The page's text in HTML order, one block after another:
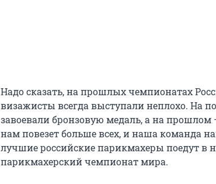
Надо сказать, на прошлых чемпионатах
визажисты всегда выступали неплохо. На
завоевали бронзовую медаль, а на прошлом
нам повезет больше всех, и наша команда
лучшие российские парикмахеры поедут в
парикмахерский чемпионат мира.